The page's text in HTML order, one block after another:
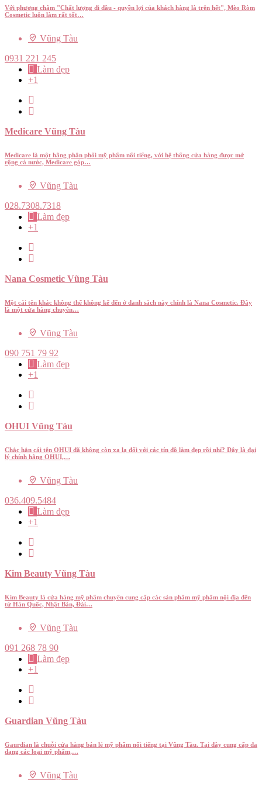
Với phương châm "Chất lượng đi đầu - quyền lợi của khách hàng là trên hết", Mèo Ròm
Cosmetic luôn làm rất tốt…
Vũng Tàu
0931 221 245
Làm đẹp
+1
Medicare Vũng Tàu
Medicare là một hãng phân phối mỹ phẩm nổi tiếng, với hệ thống cửa hàng được mở
rộng cả nước, Medicare góp…
Vũng Tàu
028.7308.7318
Làm đẹp
+1
Nana Cosmetic Vũng Tàu
Một cái tên khác không thể không kể đến ở danh sách này chính là Nana Cosmetic. Đây
là một cửa hàng chuyên…
Vũng Tàu
090 751 79 92
Làm đẹp
+1
OHUI Vũng Tàu
Chắc hẳn cái tên OHUI đã không còn xa lạ đối với các tín đồ làm đẹp rồi nhỉ? Đây là đại
lý chính hãng OHUI,…
Vũng Tàu
036.409.5484
Làm đẹp
+1
Kim Beauty Vũng Tàu
Kim Beauty là cửa hàng mỹ phẩm chuyên cung cấp các sản phẩm mỹ phẩm nội địa đến
từ Hàn Quốc, Nhật Bản, Đài…
Vũng Tàu
091 268 78 90
Làm đẹp
+1
Guardian Vũng Tàu
Gaurdian là chuỗi cửa hàng bán lẻ mỹ phẩm nổi tiếng tại Vũng Tàu. Tại đây cung cấp đa
dạng các loại mỹ phẩm,…
Vũng Tàu